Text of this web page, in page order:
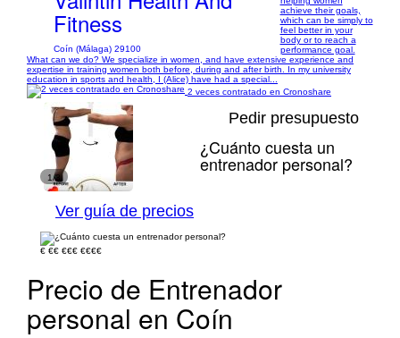
Fitness
Coín (Málaga) 29100
achieve their goals,
which can be simply to
feel better in your
body or to reach a
performance goal.
What can we do? We specialize in women, and have extensive experience and
expertise in training women both before, during and after birth. In my university
education in sports and health, I (Alice) have had a special...
2 veces contratado en Cronoshare
1/3
Pedir presupuesto
¿Cuánto cuesta un
entrenador personal?
Ver guía de precios
€ €€ €€€ €€€€
Precio de Entrenador
personal en Coín